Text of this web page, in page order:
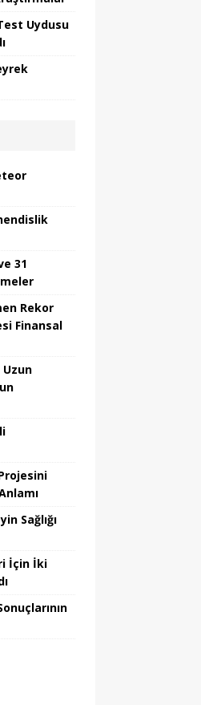
Uydusu
31
Rekor
Finansal
Sağlığı
İçin İki